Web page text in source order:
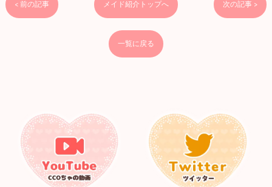
< 前の記事 メイド紹介トップへ 次の記事 >
一覧に戻る